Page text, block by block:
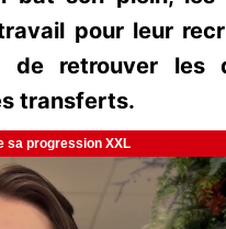
pour leur
retrouver les
transferts.